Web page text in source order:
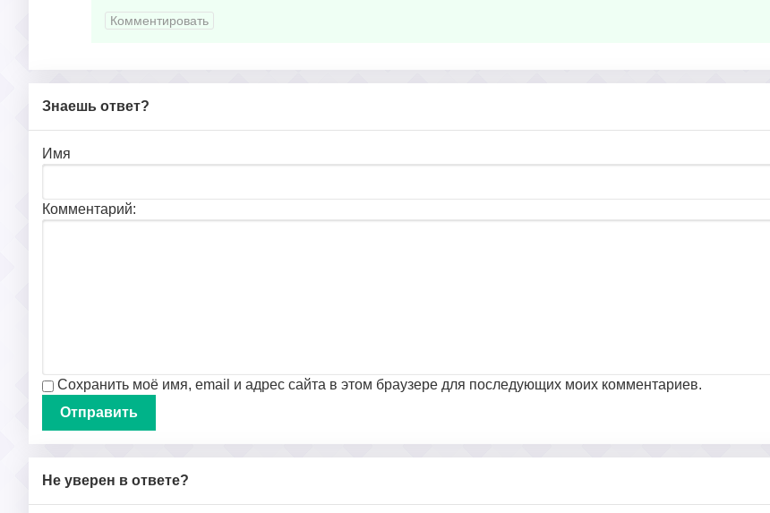
Комментировать
Знаешь ответ?
Имя
Комментарий:
Сохранить моё имя, email и адрес сайта в этом браузере для последующих моих комментариев.
Не уверен в ответе?